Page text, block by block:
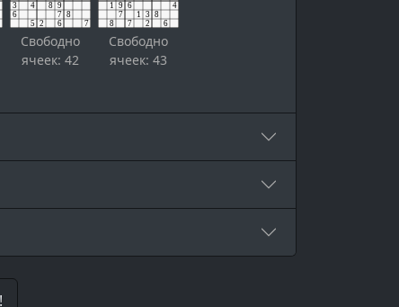
Свободно
ячеек: 42
Свободно
ячеек: 43